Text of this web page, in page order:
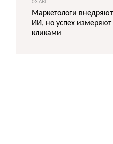
03 АВГ
Маркетологи внедряют
ИИ, но успех измеряют
кликами